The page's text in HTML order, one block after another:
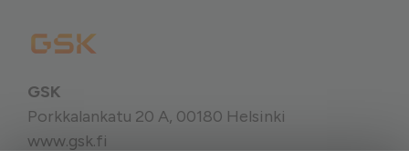
GSK
Porkkalankatu 20 A, 00180 Helsinki
www.gsk.fi